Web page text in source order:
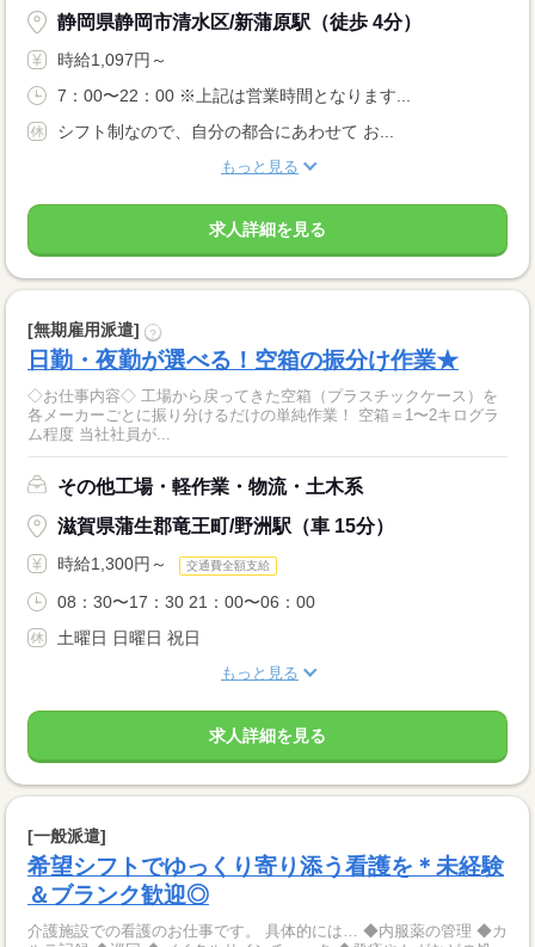
静岡県静岡市清水区/新蒲原駅（徒歩 4分）
時給1,097円～
7：00〜22：00 ※上記は営業時間となります...
シフト制なので、自分の都合にあわせて お...
もっと見る
求人詳細を見る
[無期雇用派遣] ?
日勤・夜勤が選べる！空箱の振分け作業★
◇お仕事内容◇ 工場から戻ってきた空箱（プラスチックケース）を
各メーカーごとに振り分けるだけの単純作業！ 空箱＝1〜2キログラ
ム程度 当社社員が...
その他工場・軽作業・物流・土木系
滋賀県蒲生郡竜王町/野洲駅（車 15分）
時給1,300円～ 交通費全額支給
08：30〜17：30 21：00〜06：00
土曜日 日曜日 祝日
もっと見る
求人詳細を見る
[一般派遣]
希望シフトでゆっくり寄り添う看護を＊未経験
＆ブランク歓迎◎
介護施設での看護のお仕事です。 具体的には… ◆内服薬の管理 ◆カ